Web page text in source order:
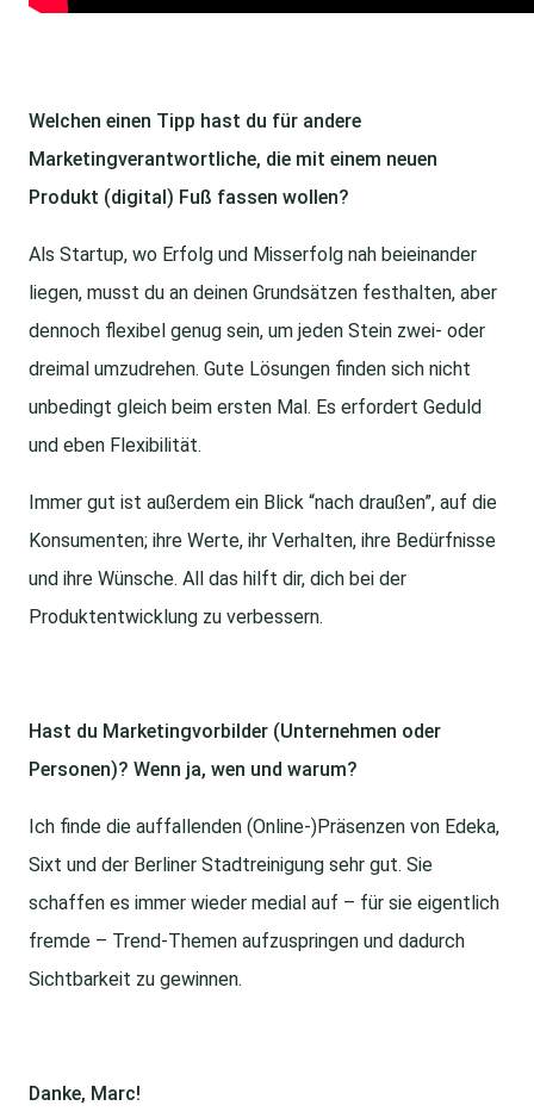
Welchen einen Tipp hast du für andere
Marketingverantwortliche, die mit einem neuen
Produkt (digital) Fuß fassen wollen?
Als Startup, wo Erfolg und Misserfolg nah beieinander
liegen, musst du an deinen Grundsätzen festhalten, aber
dennoch flexibel genug sein, um jeden Stein zwei- oder
dreimal umzudrehen. Gute Lösungen finden sich nicht
unbedingt gleich beim ersten Mal. Es erfordert Geduld
und eben Flexibilität.
Immer gut ist außerdem ein Blick “nach draußen”, auf die
Konsumenten; ihre Werte, ihr Verhalten, ihre Bedürfnisse
und ihre Wünsche. All das hilft dir, dich bei der
Produktentwicklung zu verbessern.
Hast du Marketingvorbilder (Unternehmen oder
Personen)? Wenn ja, wen und warum?
Ich finde die auffallenden (Online-)Präsenzen von Edeka,
Sixt und der Berliner Stadtreinigung sehr gut. Sie
schaffen es immer wieder medial auf – für sie eigentlich
fremde – Trend-Themen aufzuspringen und dadurch
Sichtbarkeit zu gewinnen.
Danke, Marc!